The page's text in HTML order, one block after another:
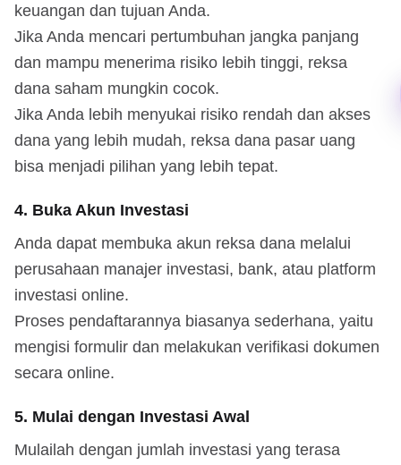
keuangan dan tujuan Anda.
Jika Anda mencari pertumbuhan jangka panjang
dan mampu menerima risiko lebih tinggi, reksa
dana saham mungkin cocok.
Jika Anda lebih menyukai risiko rendah dan akses
dana yang lebih mudah, reksa dana pasar uang
bisa menjadi pilihan yang lebih tepat.
4. Buka Akun Investasi
Anda dapat membuka akun reksa dana melalui
perusahaan manajer investasi, bank, atau platform
investasi online.
Proses pendaftarannya biasanya sederhana, yaitu
mengisi formulir dan melakukan verifikasi dokumen
secara online.
5. Mulai dengan Investasi Awal
Mulailah dengan jumlah investasi yang terasa